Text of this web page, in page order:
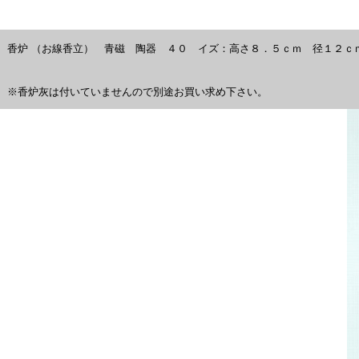
香炉 （お線香立） 青磁 陶器 ４０ イズ：高さ８．５ｃｍ 径１２ｃ
※香炉灰は付いていませんので別途お買い求め下さい。